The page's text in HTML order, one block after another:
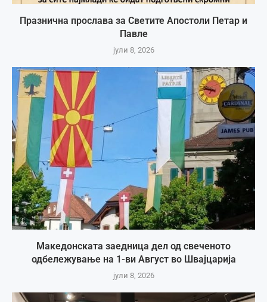
Празнична прослава за Светите Апостоли Петар и
Павле
јули 8, 2026
Македонската заедница дел од свеченото
одбележување на 1-ви Август во Швајцарија
јули 8, 2026